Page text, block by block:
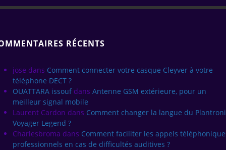
RÉCENTS
jose dans Comment connecter votre casque Cleyver à votre
téléphone DECT ?
OUATTARA issouf dans Antenne GSM extérieure, pour un
meilleur signal mobile
Laurent Cardon dans Comment changer la langue du
Voyager Legend ?
Charlesbroma dans Comment faciliter les appels
professionnels en cas de difficultés auditives ?